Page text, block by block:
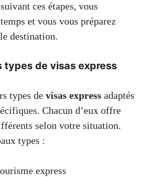
ces étapes, vous
et vous vous préparez
destination.
types de visas express
types de visas express adaptés
Chacun d’eux offre
selon votre situation.
types :
express